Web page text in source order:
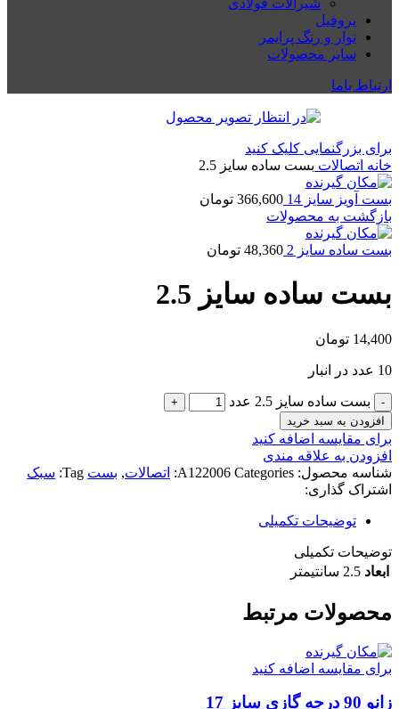
شیرآلات فولادی
پروفیل
نوار و رنگ پرایمر
سایر محصولات
ارتباط باما
برای بزرگنمایی کلیک کنید
خانه اتصالات بست ساده سایز 2.5
بست آویز سایز 14 366,600 تومان
بازگشت به محصولات
بست ساده سایز 2 48,360 تومان
بست ساده سایز 2.5
14,400 تومان
10 عدد در انبار
بست ساده سایز 2.5 عدد
افزودن به سبد خرید
برای مقایسه اضافه کنید
افزودن به علاقه مندی
شناسه محصول:
A122006 Categories: اتصالات, بست Tag: سبک
اشتراک گذاری:
توضیحات تکمیلی
توضیحات تکمیلی
ابعاد 2.5 سانتیمتر
محصولات مرتبط
برای مقایسه اضافه کنید
زانو 90 درجه گازی سایز 17